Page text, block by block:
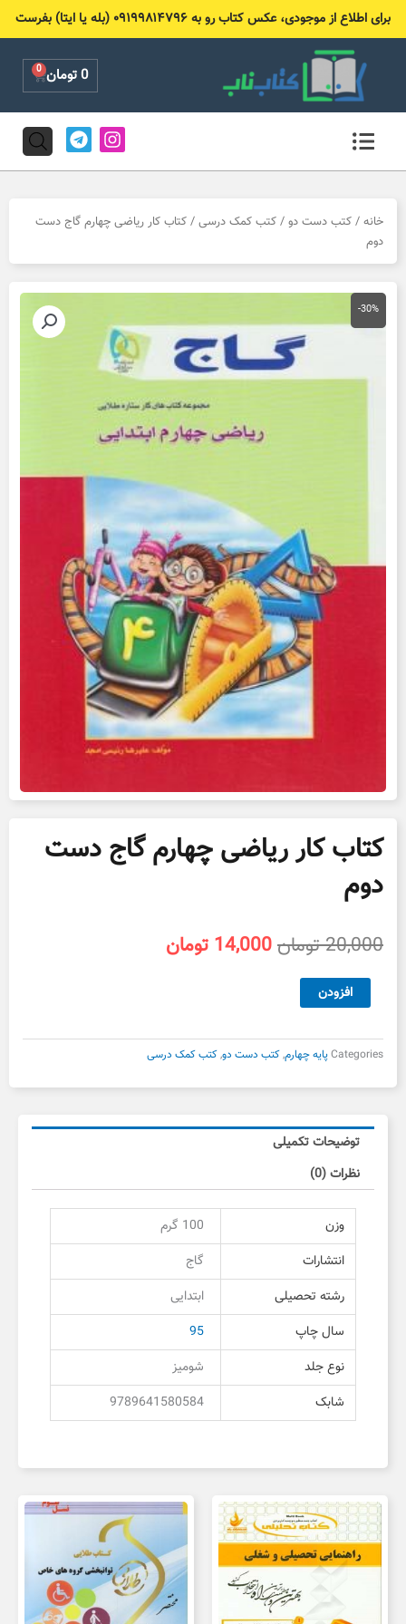
برای اطلاع از موجودی، عکس کتاب رو به ۰۹۱۹۹۸۱۴۷۹۶ (بله یا ایتا) بفرست
0تومان 0
Cart
I
n
s
g
a
T
e
l
g
r
m
خانه / کتب دست دو / کتب کمک درسی / کتاب کار ریاضی چهارم گاج دست
دوم
-30%
کتاب کار ریاضی چهارم گاج دست
دوم
20,000تومانقیمت
14,000 تومان
کار
چهارم
دست
عدد
افزودن
Categoriesپایه چهارم,کتب دست دو,کتب کمک درسی
توضیحات تکمیلی
نظرات (0)
وزن
100 گرم
انتشارات
گاج
رشته تحصیلی
ابتدایی
سال چاپ
95
نوع جلد
شومیز
شابک
9789641580584